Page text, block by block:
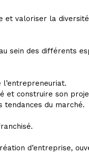
et valoriser la
sein des différents
et construire son
tendances du marché.
d’entreprise,